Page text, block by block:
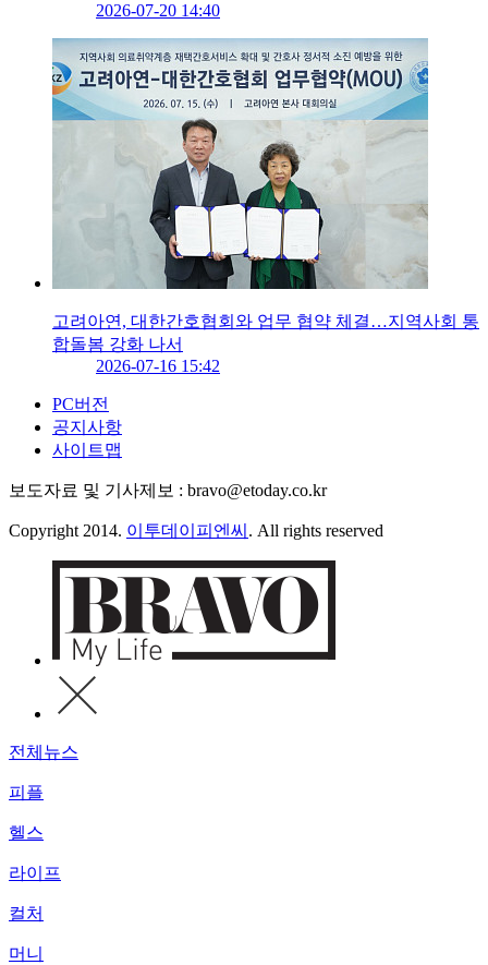
2026-07-20 14:40
고려아연, 대한간호협회와 업무 협약 체결…지역사회 통
합돌봄 강화 나서
2026-07-16 15:42
PC버전
공지사항
사이트맵
보도자료 및 기사제보 : bravo@etoday.co.kr
Copyright 2014. 이투데이피엔씨 . All rights reserved
전체뉴스
피플
헬스
라이프
컬처
머니